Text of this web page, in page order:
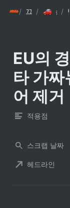
init6
/ 끄적끄적/ 손현준 끄적끄적
/
EU의
타 가
어 제거
적용점
스크랩 날짜
헤드라인